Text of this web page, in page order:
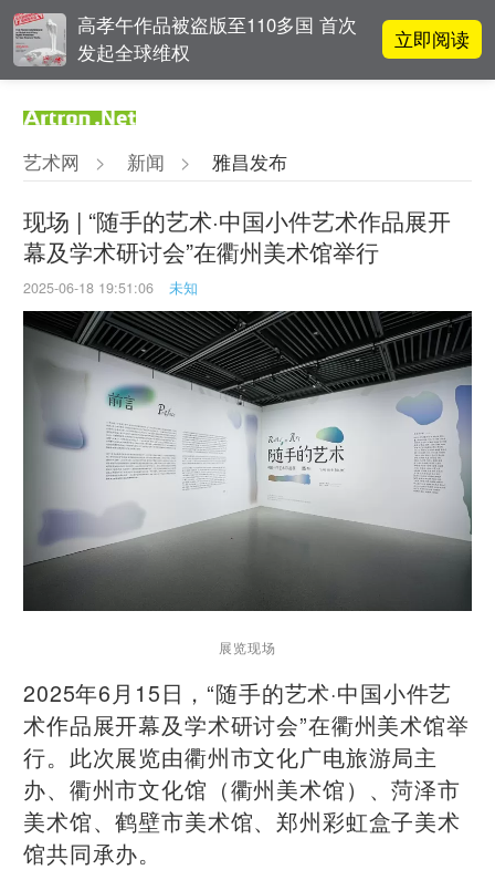
高孝午作品被盗版至110多国 首次
发起全球维权
立即阅读
影响力榜单
阿拉里奥画廊上海转型：为何要成
为策展式艺术商业综合体？
翟莫梵：绘画少年的广阔天空
艺术网 > 新闻 > 雅昌发布
现场 | “随手的艺术·中国小件艺术作品展开
幕及学术研讨会”在衢州美术馆举行
2025-06-18 19:51:06 未知
展览现场
2025年6月15日，“随手的艺术·中国小件艺
术作品展开幕及学术研讨会”在衢州美术馆举
行。此次展览由衢州市文化广电旅游局主
办、衢州市文化馆（衢州美术馆）、菏泽市
美术馆、鹤壁市美术馆、郑州彩虹盒子美术
馆共同承办。